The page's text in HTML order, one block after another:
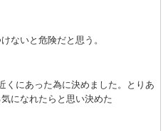
ないと危険だと思う。
くにあった為に決めました。とりあ
になれたらと思い決めた